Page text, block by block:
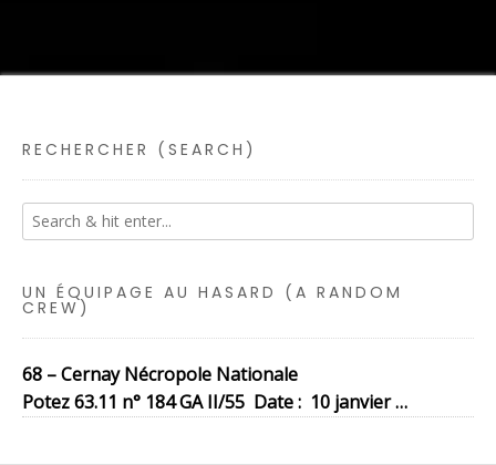
RECHERCHER (SEARCH)
UN ÉQUIPAGE AU HASARD (A RANDOM
CREW)
68 – Cernay Nécropole Nationale
Potez 63.11 n° 184 GA II/55 Date : 10 janvier …